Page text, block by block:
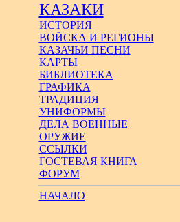
КАЗАКИ
ИСТОРИЯ
ВОЙСКА И РЕГИОНЫ
КАЗАЧЬИ ПЕСНИ
КАРТЫ
БИБЛИОТЕКА
ГРАФИКА
ТРАДИЦИЯ
УНИФОРМЫ
ДЕЛА ВОЕННЫЕ
ОРУЖИЕ
ССЫЛКИ
ГОСТЕВАЯ КНИГА
ФОРУМ
НАЧАЛО